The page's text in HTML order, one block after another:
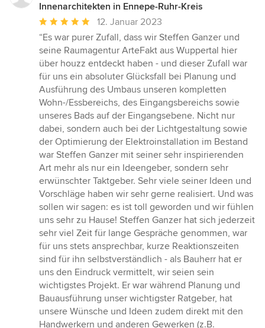
Innenarchitekten in Ennepe-Ruhr-Kreis
Durchschnittliche
Bewertung:
5
von
5
Sternen
12. Januar 2023
“Es war purer Zufall, dass wir Steffen Ganzer und
seine Raumagentur ArteFakt aus Wuppertal hier
über houzz entdeckt haben - und dieser Zufall war
für uns ein absoluter Glücksfall bei Planung und
Ausführung des Umbaus unseren kompletten
Wohn-/Essbereichs, des Eingangsbereichs sowie
unseres Bads auf der Eingangsebene. Nicht nur
dabei, sondern auch bei der Lichtgestaltung sowie
der Optimierung der Elektroinstallation im Bestand
war Steffen Ganzer mit seiner sehr inspirierenden
Art mehr als nur ein Ideengeber, sondern sehr
erwünschter Taktgeber. Sehr viele seiner Ideen und
Vorschläge haben wir sehr gerne realisiert. Und was
sollen wir sagen: es ist toll geworden und wir fühlen
uns sehr zu Hause! Steffen Ganzer hat sich jederzeit
sehr viel Zeit für lange Gespräche genommen, war
für uns stets ansprechbar, kurze Reaktionszeiten
sind für ihn selbstverständlich - als Bauherr hat er
uns den Eindruck vermittelt, wir seien sein
wichtigstes Projekt. Er war während Planung und
Bauausführung unser wichtigster Ratgeber, hat
unsere Wünsche und Ideen zudem direkt mit den
Handwerkern und anderen Gewerken (z.B.